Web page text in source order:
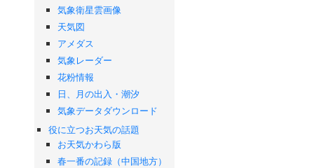
気象衛星雲画像
天気図
アメダス
気象レーダー
花粉情報
日、月の出入・潮汐
気象データダウンロード
役に立つお天気の話題
お天気かわら版
春一番の記録（中国地方）